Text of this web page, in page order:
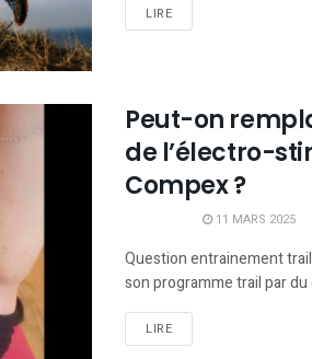
LIRE
Peut-on
de l’électro-
Compex ?
11 MARS 2025
Question entrainement
son programme trail par du
LIRE